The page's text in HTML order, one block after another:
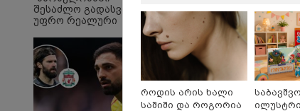
და სავარაუდოდ არა
მარტო
არასრულწლოვანების
ჯგუფი" - რა
ინფორმაციას
ავრცელებს ადვოკატი?
შესაძლო გადასვლა
უფრო რეალური
ხდება - რაზე ესაუბრა
ქართველი
კატალონიელთა
მთავარ მწვრთნელს
როდის არის ხალი
საშიში და როგორია